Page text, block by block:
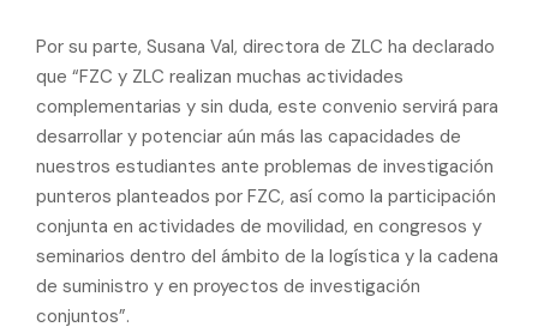
Por su parte, Susana Val, directora de ZLC ha declarado
que “FZC y ZLC realizan muchas actividades
complementarias y sin duda, este convenio servirá para
desarrollar y potenciar aún más las capacidades de
nuestros estudiantes ante problemas de investigación
punteros planteados por FZC, así como la participación
conjunta en actividades de movilidad, en congresos y
seminarios dentro del ámbito de la logística y la cadena
de suministro y en proyectos de investigación
conjuntos”.